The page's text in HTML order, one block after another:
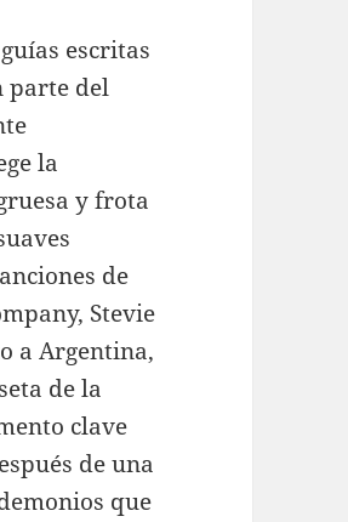
escritas
parte del
la
y frota
de
Stevie
a Argentina,
de la
clave
de una
que